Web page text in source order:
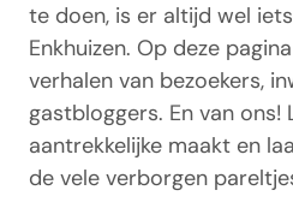
te doen, is er altijd wel
Enkhuizen. Op deze
verhalen van bezoekers,
gastbloggers. En van ons!
aantrekkelijke maakt en
de vele verborgen